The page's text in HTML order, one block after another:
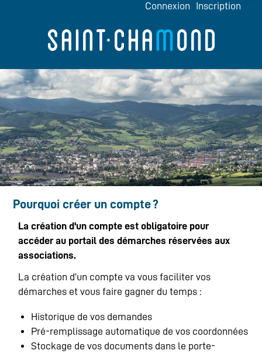
Connexion Inscription
Pourquoi créer un compte ?
La création d'un compte est obligatoire pour
accéder au portail des démarches réservées aux
associations.
La création d'un compte va vous faciliter vos
démarches et vous faire gagner du temps :
Historique de vos demandes
Pré-remplissage automatique de vos coordonnées
Stockage de vos documents dans le porte-